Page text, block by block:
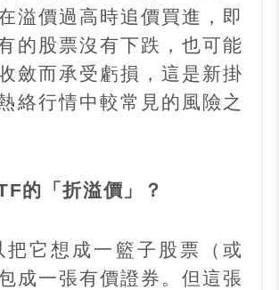
溢價過高時追價買進，即
的股票沒有下跌，也可能
斂而承受虧損，這是新掛
絡行情中較常見的風險之
的「折溢價」？
把它想成一籃子股票（或
成一張有價證券。但這張